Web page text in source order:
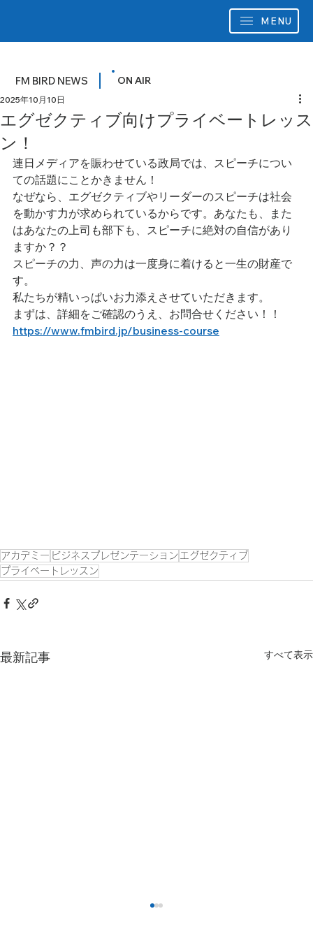
MENU
FM BIRD NEWS ON AIR
エグゼクティブ向けプライベートレッス
ン！
2025年10月10日
連日メディアを賑わせている政局では、スピーチについ
ての話題にことかきません！
なぜなら、エグゼクティブやリーダーのスピーチは社会
を動かす力が求められているからです。あなたも、また
はあなたの上司も部下も、スピーチに絶対の自信があり
ますか？？
スピーチの力、声の力は一度身に着けると一生の財産で
す。
私たちが精いっぱいお力添えさせていただきます。
まずは、詳細をご確認のうえ、お問合せください！！
https://www.fmbird.jp/business-course
アカデミー ビジネスプレゼンテーション エグゼクティブ
プライベートレッスン
最新記事 すべて表示